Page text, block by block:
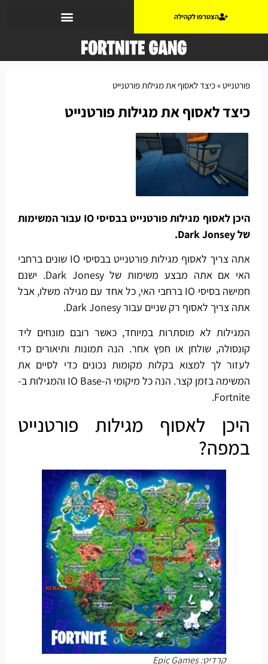
הצטרפו לקהילה
פורטנייט»כיצד לאסוף את מגילות פורטנייט
כיצד לאסוף את מגילות פורטנייט
היכן לאסוף מגילות פורטנייט בבסיסי IO עבור המשימות
של Dark Jonsey.
אתה צריך לאסוף מגילות פורטנייט בבסיסי IO שונים ברחבי
האי אם אתה מבצע משימות של Dark Jonesy. ישנם
חמישה בסיסי IO ברחבי האי, כל אחד עם מגילה משלו, אבל
אתה צריך לאסוף רק שניים עבור Dark Jonesy.
המגילות לא מוסתרות במיוחד, כאשר רובם מונחים ליד
קונסולה, שולחן או חפץ אחר. הנה תמונות ותיאורים כדי
לעזור לך למצוא בקלות מקומות נכונים כדי לסיים את
המשימה בזמן קצר. הנה כל מיקומי ה-IO Base והמגילות ב-
Fortnite.
היכן לאסוף מגילות פורטנייט
במפה?
קרדיט: Epic Games